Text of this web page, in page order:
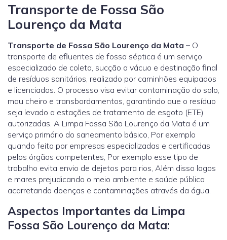
Transporte de Fossa São
Lourenço da Mata
Transporte de Fossa São Lourenço da Mata – O
transporte de efluentes de fossa séptica é um serviço
especializado de coleta, sucção a vácuo e destinação final
de resíduos sanitários, realizado por caminhões equipados
e licenciados. O processo visa evitar contaminação do solo,
mau cheiro e transbordamentos, garantindo que o resíduo
seja levado a estações de tratamento de esgoto (ETE)
autorizadas. A Limpa Fossa São Lourenço da Mata é um
serviço primário do saneamento básico, Por exemplo
quando feito por empresas especializadas e certificadas
pelos órgãos competentes, Por exemplo esse tipo de
trabalho evita envio de dejetos para rios, Além disso lagos
e mares prejudicando o meio ambiente e saúde pública
acarretando doenças e contaminações através da água.
Aspectos Importantes da Limpa
Fossa São Lourenço da Mata: